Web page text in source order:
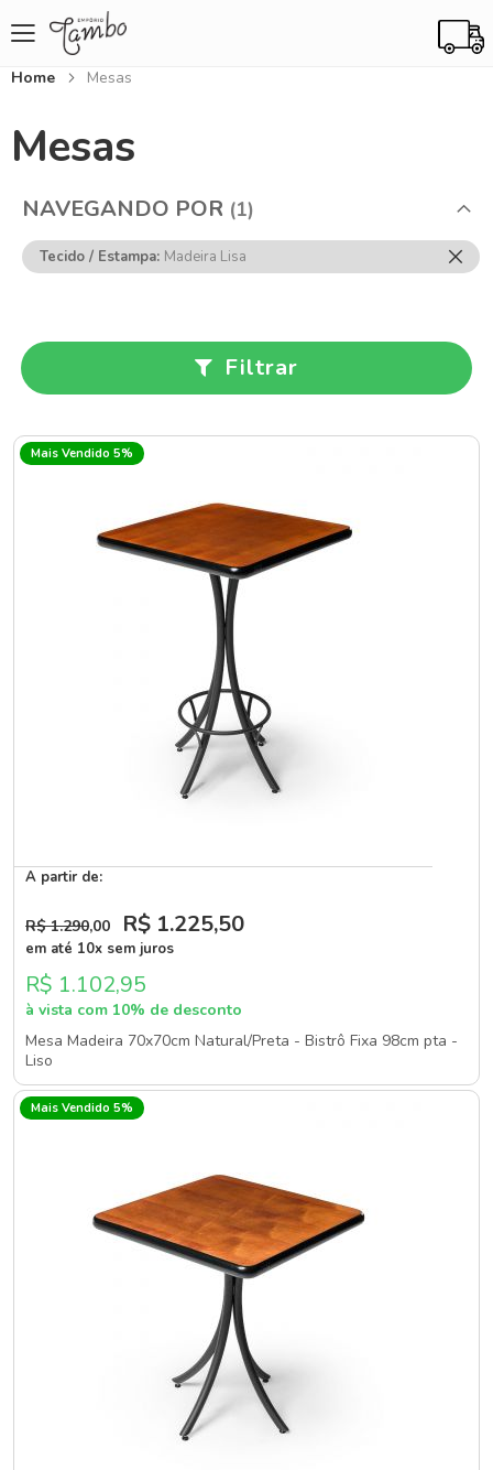
Home Mesas
Mesas
Filtrar
Mais Vendido 5%
A partir de:
R$ 1.290,00 R$ 1.225,50
em até 10x sem juros
R$ 1.102,95
à vista com 10% de desconto
Mesa Madeira 70x70cm Natural/Preta - Bistrô Fixa 98cm pta -
Liso
Mais Vendido 5%
NAVEGANDO POR
Tecido / Estampa Madeira Lisa
Esse